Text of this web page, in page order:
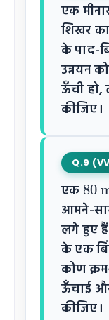
एक
शिखर
के पाद-
उन्नयन
ऊँची हो,
कीजिए।
Q.9
एक
80
आमने-
लगे हुए
के एक
कोण
ऊँचाई
कीजिए।